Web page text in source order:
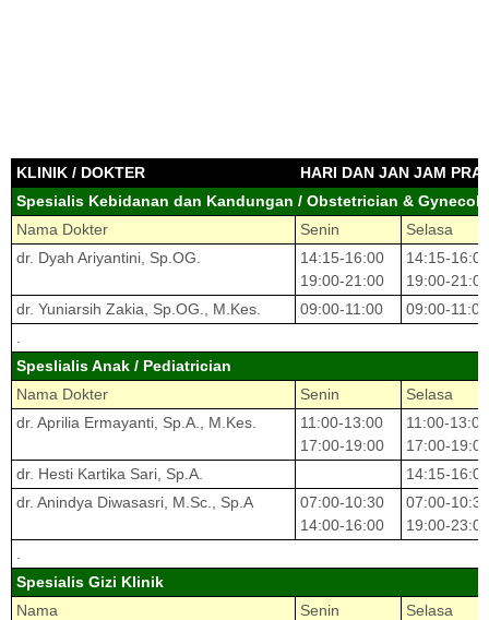
KLINIK / DOKTER
HARI DAN JAN JAM
Spesialis Kebidanan dan Kandungan / Obstetrician &
Nama Dokter
Senin
Selasa
dr. Dyah Ariyantini, Sp.OG.
14:15-16:00
19:00-21:00
14:15-16:00
19:00-21:00
dr. Yuniarsih Zakia, Sp.OG., M.Kes.
09:00-11:00
09:00-11:00
Speslialis Anak / Pediatrician
Nama Dokter
Senin
Selasa
dr. Aprilia Ermayanti, Sp.A., M.Kes.
11:00-13:00
17:00-19:00
11:00-13:00
17:00-19:00
dr. Hesti Kartika Sari, Sp.A.
14:15-16:00
dr. Anindya Diwasasri, M.Sc., Sp.A
07:00-10:30
14:00-16:00
07:00-10:30
19:00-23:00
Spesialis Gizi Klinik
Nama
Senin
Selasa